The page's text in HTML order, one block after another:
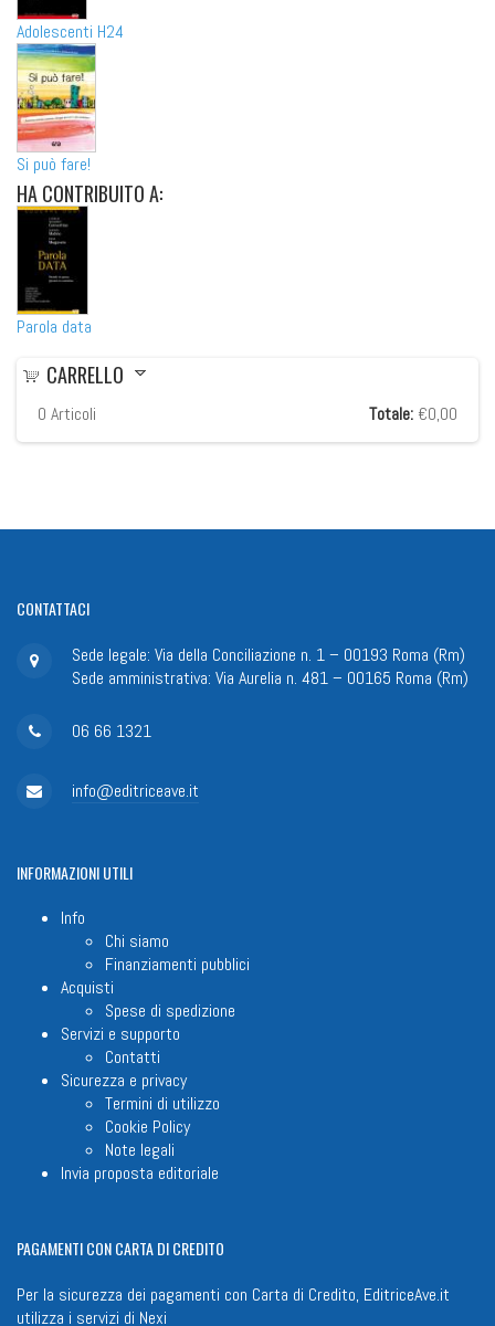
Adolescenti H24
Si può fare!
HACONTRIBUITO A:
Parola data
CARRELLO
0 Articoli Totale: €0,00
CONTATTACI
Sede legale: Via della Conciliazione n. 1 – 00193 Roma (Rm)
Sede amministrativa: Via Aurelia n. 481 – 00165 Roma (Rm)
06 66 1321
info@editriceave.it
INFORMAZIONIUTILI
Info
Chi siamo
Finanziamenti pubblici
Acquisti
Spese di spedizione
Servizi e supporto
Contatti
Sicurezza e privacy
Termini di utilizzo
Cookie Policy
Note legali
Invia proposta editoriale
PAGAMENTICON CARTA DI CREDITO
Per la sicurezza dei pagamenti con Carta di Credito, EditriceAve.it
utilizza i servizi di Nexi